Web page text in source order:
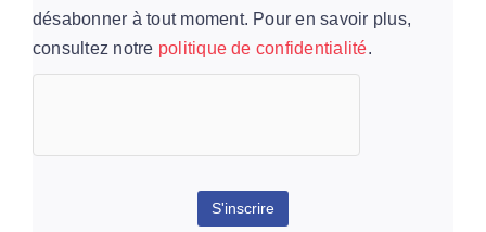
désabonner à tout moment. Pour en savoir plus,
consultez notre politique de confidentialité.